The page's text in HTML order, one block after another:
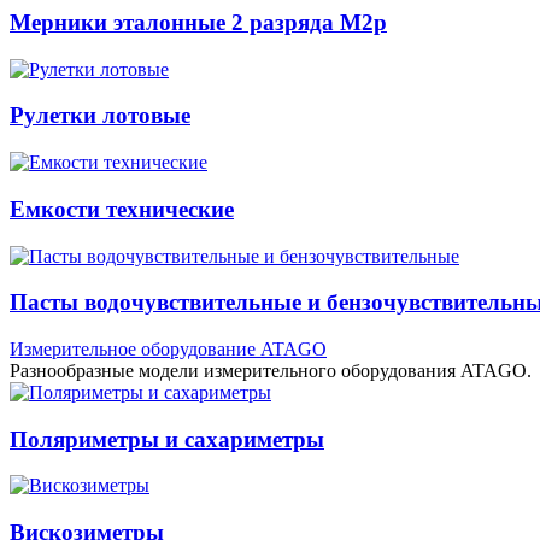
Мерники эталонные 2 разряда М2р
Рулетки лотовые
Емкости технические
Пасты водочувствительные и
Измерительное оборудование ATAGO
Разнообразные модели измерительного оборудования ATAGO.
Поляриметры и сахариметры
Вискозиметры